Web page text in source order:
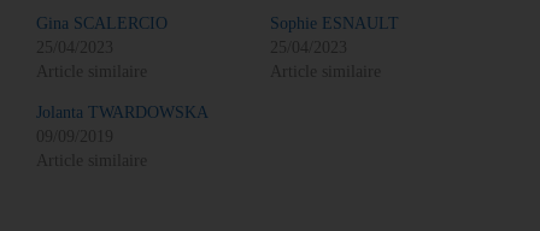
Gina SCALERCIO
25/04/2023
Article similaire
Sophie ESNAULT
25/04/2023
Article similaire
Jolanta TWARDOWSKA
09/09/2019
Article similaire